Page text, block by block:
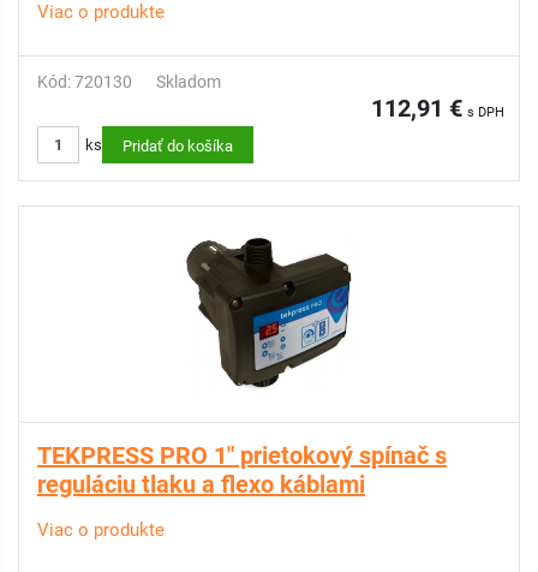
Viac o produkte
Kód: 720130 Skladom
112,91 € s DPH
ks Pridať do košíka
TEKPRESS PRO 1" prietokový spínač s
reguláciu tlaku a flexo káblami
Viac o produkte